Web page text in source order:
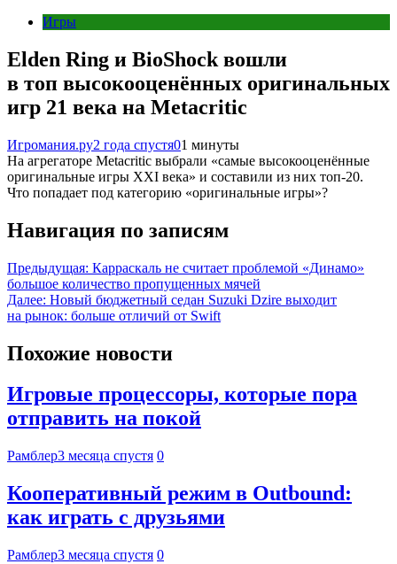
Игры
Elden Ring и BioShock вошли
в топ высокооценённых оригинальных
игр 21 века на Metacritic
Игромания.ру2 года спустя01 минуты
На агрегаторе Metacritic выбрали «самые высокооценённые
оригинальные игры XXI века» и составили из них топ-20.
Что попадает под категорию «оригинальные игры»?
Навигация по записям
Предыдущая: Карраскаль не считает проблемой «Динамо»
большое количество пропущенных мячей
Далее: Новый бюджетный седан Suzuki Dzire выходит
на рынок: больше отличий от Swift
Похожие новости
Игровые процессоры, которые пора
отправить на покой
Рамблер3 месяца спустя 0
Кооперативный режим в Outbound:
как играть с друзьями
Рамблер3 месяца спустя 0